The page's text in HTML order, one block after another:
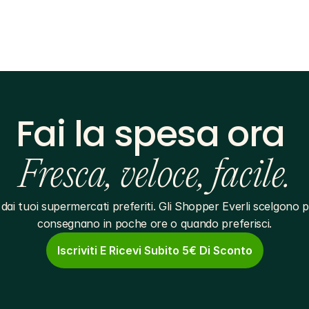
Fai la spesa ora
Fresca, veloce, facile.
tuoi supermercati preferiti. Gli Shopper Everli scelgono
consegnano in poche ore o quando preferisci.
Iscriviti E Ricevi Subito 5€ Di Sconto